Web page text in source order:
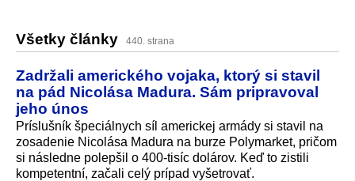
Všetky články 440. strana
Zadržali amerického vojaka, ktorý si stavil
na pád Nicolása Madura. Sám pripravoval
jeho únos
Príslušník špeciálnych síl americkej armády si stavil na
zosadenie Nicolása Madura na burze Polymarket, pričom
si následne polepšil o 400-tisíc dolárov. Keď to zistili
kompetentní, začali celý prípad vyšetrovať.